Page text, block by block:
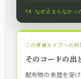
§4 なぜ止まらなかっ
この脅威タイプへの対
そのコードの出
配布物の来歴を受